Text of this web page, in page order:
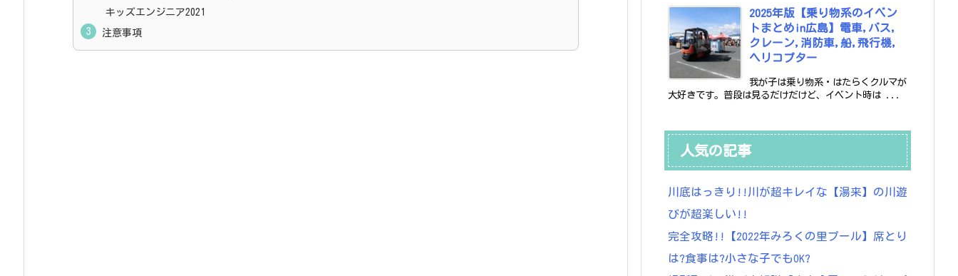
キッズエンジニア2021
注意事項
2025年版【乗り物系のイベン
トまとめin広島】電車,バス,
クレーン,消防車,船,飛行機,
ヘリコプター
我が子は乗り物系・はたらくクルマが
大好きです。普段は見るだけだけど、イベント時は ...
人気の記事
川底はっきり!!川が超キレイな【湯来】の川遊
びが超楽しい!!
完全攻略!!【2022年みろくの里プール】席とり
は?食事は?小さな子でもOK?